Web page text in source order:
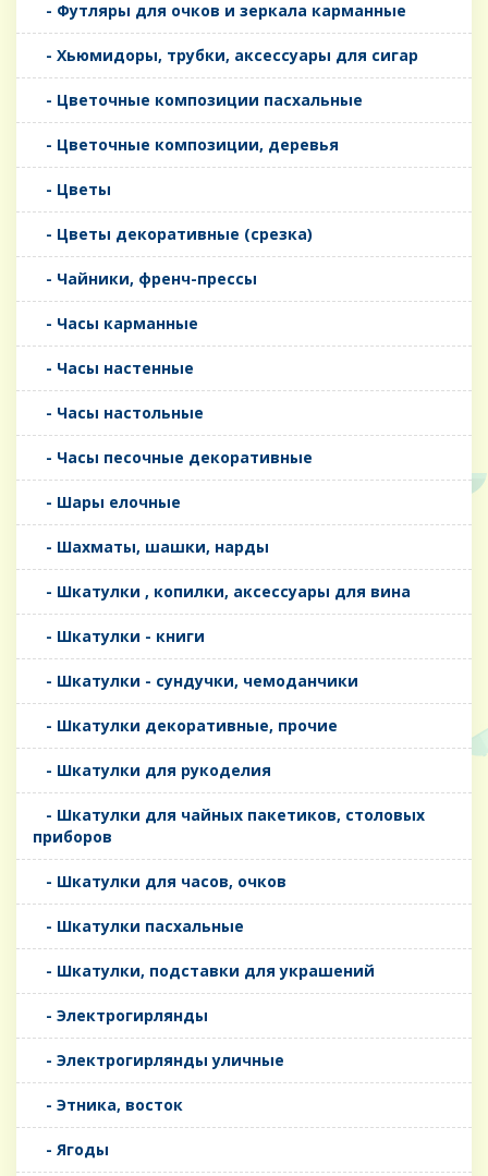
- Футляры для очков и зеркала карманные
- Хьюмидоры, трубки, аксессуары для сигар
- Цветочные композиции пасхальные
- Цветочные композиции, деревья
- Цветы
- Цветы декоративные (срезка)
- Чайники, френч-прессы
- Часы карманные
- Часы настенные
- Часы настольные
- Часы песочные декоративные
- Шары елочные
- Шахматы, шашки, нарды
- Шкатулки , копилки, аксессуары для вина
- Шкатулки - книги
- Шкатулки - сундучки, чемоданчики
- Шкатулки декоративные, прочие
- Шкатулки для рукоделия
- Шкатулки для чайных пакетиков, столовых
приборов
- Шкатулки для часов, очков
- Шкатулки пасхальные
- Шкатулки, подставки для украшений
- Электрогирлянды
- Электрогирлянды уличные
- Этника, восток
- Ягоды